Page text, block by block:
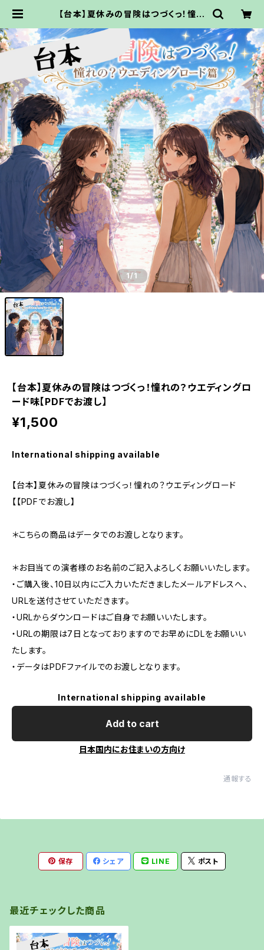
【台本】夏休みの冒険はつづくっ！憧れ
渡し】 | ココドル通販サイト
1/1
【台本】夏休みの冒険はつづくっ！憧れの？ウエディングロ
ード味【PDFでお渡し】
¥1,500
International shipping available
【台本】夏休みの冒険はつづくっ！憧れの？ウエディングロード
【【PDFでお渡し】
＊こちらの商品はデータでのお渡しとなります。
＊お目当ての演者様のお名前のご記入よろしくお願いいたします。
・ご購入後、10日以内にご入力いただきましたメールアドレスへ、
URLを送付させていただきます。
・URLからダウンロードはご自身でお願いいたします。
・URLの期限は7日となっておりますのでお早めにDLをお願いい
たします。
・データはPDFファイルでのお渡しとなります。
International shipping available
Add to cart
日本国内にお住まいの方向け
通報する
保存 シェア LINE ポスト
最近チェックした商品